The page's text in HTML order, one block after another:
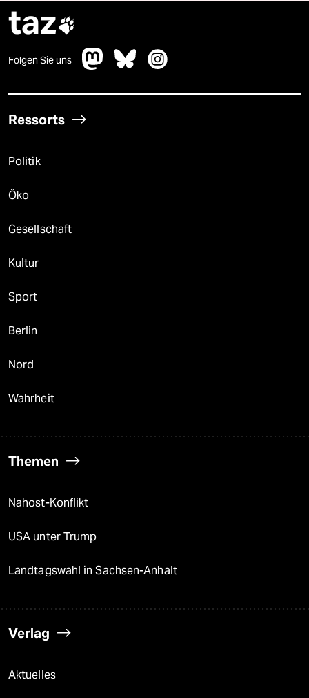
taz
Folgen Sie uns
Ressorts
Politik
Öko
Gesellschaft
Kultur
Sport
Berlin
Nord
Wahrheit
Themen
Nahost-Konflikt
USA unter Trump
Landtagswahl in Sachsen-Anhalt
Verlag
Aktuelles